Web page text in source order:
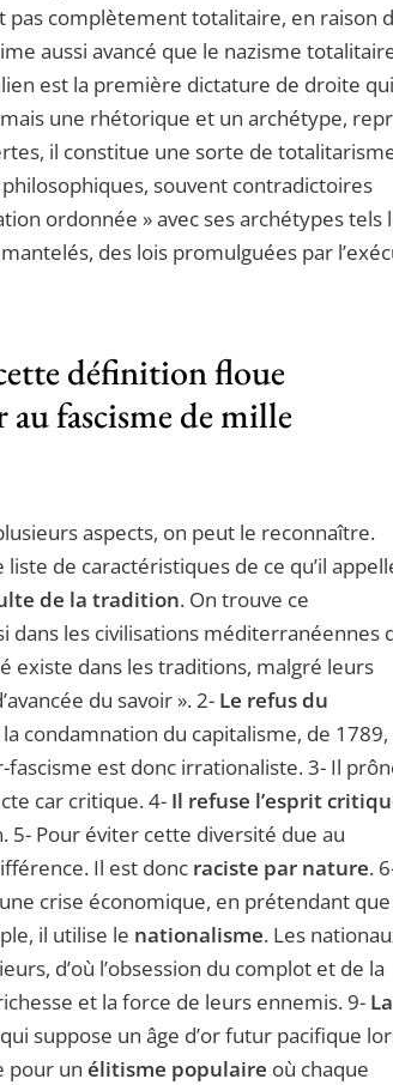
pas complètement totalitaire, en raison
aussi avancé que le nazisme
est la première dictature de droite qui
une rhétorique et un archétype,
il constitue une sorte de
souvent contradictoires
ordonnée » avec ses archétypes tels
des lois promulguées par
définition floue
fascisme de mille
aspects, on peut le reconnaître.
de caractéristiques de ce qu’il
de la tradition. On trouve ce
dans les civilisations méditerranéennes
existe dans les traditions, malgré leurs
du savoir ». 2- Le refus du
condamnation du capitalisme, de 1789,
fascisme est donc irrationaliste. 3- Il
car critique. 4- Il refuse l’esprit
5- Pour éviter cette diversité due au
Il est donc raciste par nature.
crise économique, en prétendant que
il utilise le nationalisme. Les
d’où l’obsession du complot et de la
et la force de leurs ennemis. 9- La
suppose un âge d’or futur pacifique
pour un élitisme populaire où chaque